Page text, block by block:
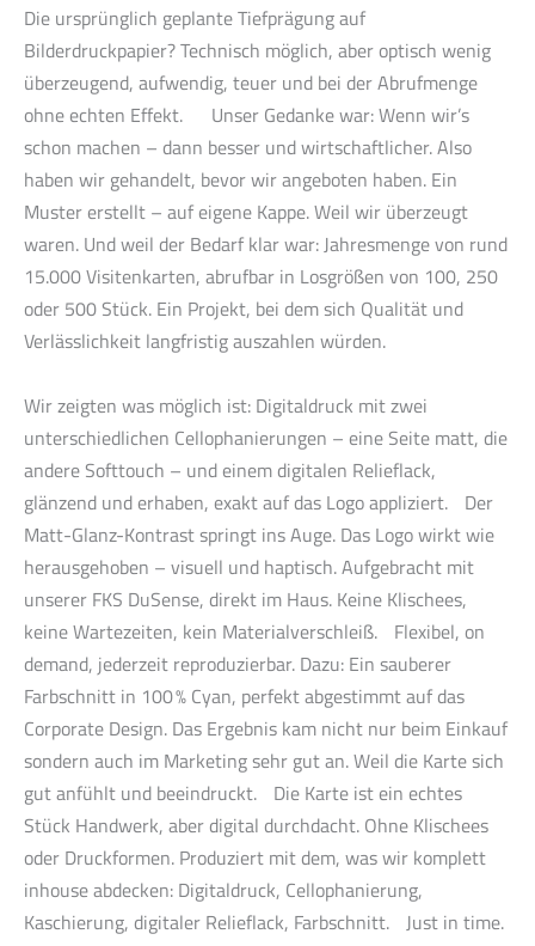
Die ursprünglich geplante Tiefprägung auf
Bilderdruckpapier? Technisch möglich, aber optisch wenig
überzeugend, aufwendig, teuer und bei der Abrufmenge
ohne echten Effekt. Unser Gedanke war: Wenn wir’s
schon machen – dann besser und wirtschaftlicher. Also
haben wir gehandelt, bevor wir angeboten haben. Ein
Muster erstellt – auf eigene Kappe. Weil wir überzeugt
waren. Und weil der Bedarf klar war: Jahresmenge von rund
15.000 Visitenkarten, abrufbar in Losgrößen von 100, 250
oder 500 Stück. Ein Projekt, bei dem sich Qualität und
Verlässlichkeit langfristig auszahlen würden.
Wir zeigten was möglich ist: Digitaldruck mit zwei
unterschiedlichen Cellophanierungen – eine Seite matt, die
andere Softtouch – und einem digitalen Relieflack,
glänzend und erhaben, exakt auf das Logo appliziert. Der
Matt-Glanz-Kontrast springt ins Auge. Das Logo wirkt wie
herausgehoben – visuell und haptisch. Aufgebracht mit
unserer FKS DuSense, direkt im Haus. Keine Klischees,
keine Wartezeiten, kein Materialverschleiß. Flexibel, on
demand, jederzeit reproduzierbar. Dazu: Ein sauberer
Farbschnitt in 100 % Cyan, perfekt abgestimmt auf das
Corporate Design. Das Ergebnis kam nicht nur beim Einkauf
sondern auch im Marketing sehr gut an. Weil die Karte sich
gut anfühlt und beeindruckt. Die Karte ist ein echtes
Stück Handwerk, aber digital durchdacht. Ohne Klischees
oder Druckformen. Produziert mit dem, was wir komplett
inhouse abdecken: Digitaldruck, Cellophanierung,
Kaschierung, digitaler Relieflack, Farbschnitt. Just in time.